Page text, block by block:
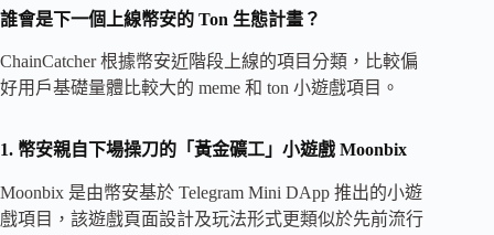
誰會是下一個上線幣安的 Ton 生態計畫？
ChainCatcher 根據幣安近階段上線的項目分類，比較偏
好用戶基礎量體比較大的 meme 和 ton 小遊戲項目。
1. 幣安親自下場操刀的「黃金礦工」小遊戲 Moonbix
Moonbix 是由幣安基於 Telegram Mini DApp 推出的小遊
戲項目，該遊戲頁面設計及玩法形式更類似於先前流行